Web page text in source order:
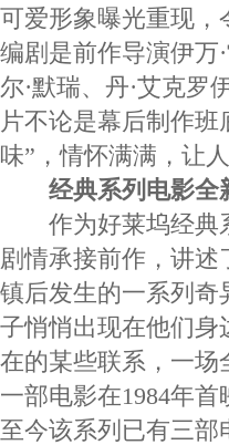
可爱形象曝光重现，
编剧是前作导演伊万
尔·默瑞、丹·艾克罗
片不论是幕后制作
味”，情怀满满，让
经典系列电影全
作为好莱坞经典系
剧情承接前作，讲
镇后发生的一系列奇
子悄悄出现在他们身
在的某些联系，一场
一部电影在1984年
至今该系列已有三部